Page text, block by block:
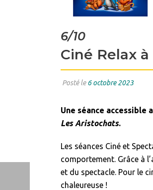
6/10
Ciné Relax
Posté le6 octobre 2023
Une séance
Les Aristochats.
Les séances Ciné et
comportement. Grâce à
et du spectacle. Pour le
chaleureuse !